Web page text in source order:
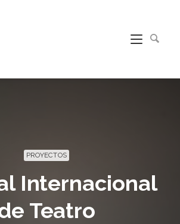
PROYECTOS
Internacional
Teatro